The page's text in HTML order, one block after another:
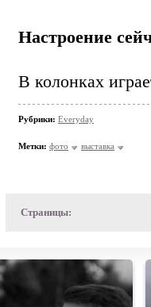
Настроение
В колонках
Рубрики: Everyday
Метки: фото выставка
Страницы: